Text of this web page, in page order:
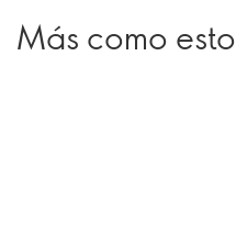
Más como esto